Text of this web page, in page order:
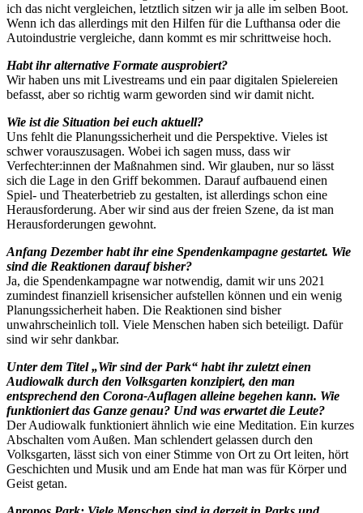
ich das nicht vergleichen, letztlich sitzen wir ja alle im selben Boot.
Wenn ich das allerdings mit den Hilfen für die Lufthansa oder die
Autoindustrie vergleiche, dann kommt es mir schrittweise hoch.
Habt ihr alternative Formate ausprobiert?
Wir haben uns mit Livestreams und ein paar digitalen Spielereien
befasst, aber so richtig warm geworden sind wir damit nicht.
Wie ist die Situation bei euch aktuell?
Uns fehlt die Planungssicherheit und die Perspektive. Vieles ist
schwer vorauszusagen. Wobei ich sagen muss, dass wir
Verfechter:innen der Maßnahmen sind. Wir glauben, nur so lässt
sich die Lage in den Griff bekommen. Darauf aufbauend einen
Spiel- und Theaterbetrieb zu gestalten, ist allerdings schon eine
Herausforderung. Aber wir sind aus der freien Szene, da ist man
Herausforderungen gewohnt.
Anfang Dezember habt ihr eine Spendenkampagne gestartet. Wie
sind die Reaktionen darauf bisher?
Ja, die Spendenkampagne war notwendig, damit wir uns 2021
zumindest finanziell krisensicher aufstellen können und ein wenig
Planungssicherheit haben. Die Reaktionen sind bisher
unwahrscheinlich toll. Viele Menschen haben sich beteiligt. Dafür
sind wir sehr dankbar.
Unter dem Titel „Wir sind der Park“ habt ihr zuletzt einen
Audiowalk durch den Volksgarten konzipiert, den man
entsprechend den Corona-Auflagen alleine begehen kann. Wie
funktioniert das Ganze genau? Und was erwartet die Leute?
Der Audiowalk funktioniert ähnlich wie eine Meditation. Ein kurzes
Abschalten vom Außen. Man schlendert gelassen durch den
Volksgarten, lässt sich von einer Stimme von Ort zu Ort leiten, hört
Geschichten und Musik und am Ende hat man was für Körper und
Geist getan.